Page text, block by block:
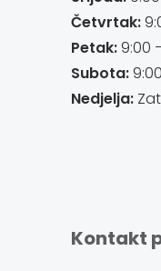
Četvrtak:
Petak:9:00
Subota:
Nedjelja:
Kontakt